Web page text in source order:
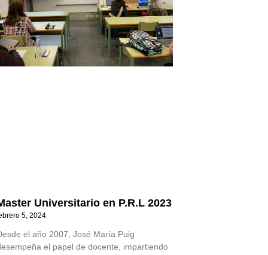
Universitario en P.R.L 2023
5, 2024
el año 2007, José María Puig
el papel de docente, impartiendo